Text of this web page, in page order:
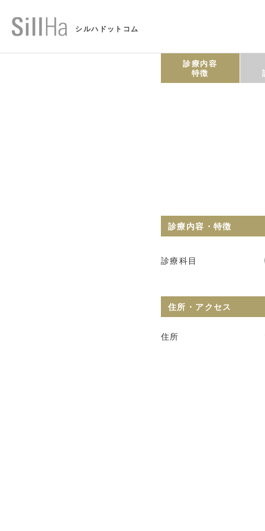
シルハドットコム
診療内容
特徴
診療内容・特徴
診療科目
住所・アクセス
住所